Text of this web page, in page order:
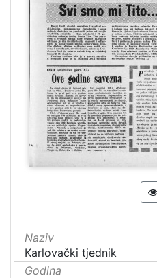
Naziv
Karlovački tjednik
Godina